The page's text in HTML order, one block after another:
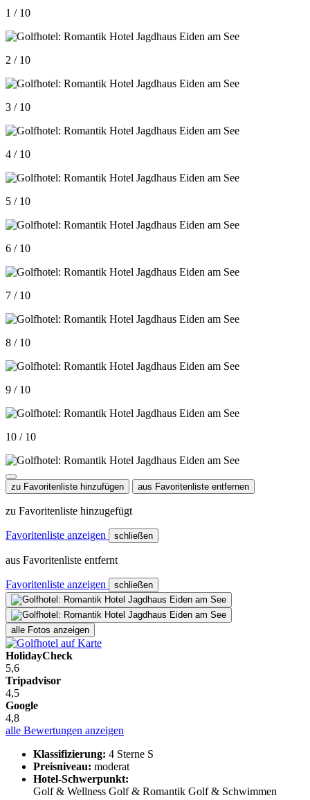
1 / 10
2 / 10
3 / 10
4 / 10
5 / 10
6 / 10
7 / 10
8 / 10
9 / 10
10 / 10
zu Favoritenliste hinzufügen aus Favoritenliste entfernen
zu Favoritenliste hinzugefügt
Favoritenliste anzeigen schließen
aus Favoritenliste entfernt
Favoritenliste anzeigen schließen
alle Fotos anzeigen
HolidayCheck
5,6
Tripadvisor
4,5
Google
4,8
alle Bewertungen anzeigen
Klassifizierung: 4 Sterne S
Preisniveau: moderat
Hotel-Schwerpunkt:
Golf & Wellness Golf & Romantik Golf & Schwimmen